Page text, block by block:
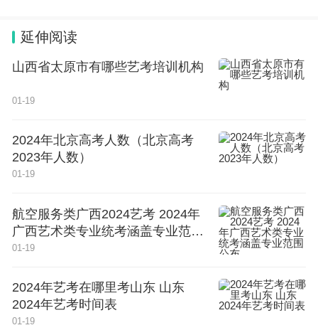
人才处：023-67183829
“渝快办”账号注册咨询：023-87912832
系统技术支持：023-67035473、023-67605796
2025年7月15日
延伸阅读
山西省太原市有哪些艺考培训机构
01-19
2024年北京高考人数（北京高考
2023年人数）
01-19
航空服务类广西2024艺考 2024年
广西艺术类专业统考涵盖专业范围
公布
01-19
2024年艺考在哪里考山东 山东
2024年艺考时间表
01-19